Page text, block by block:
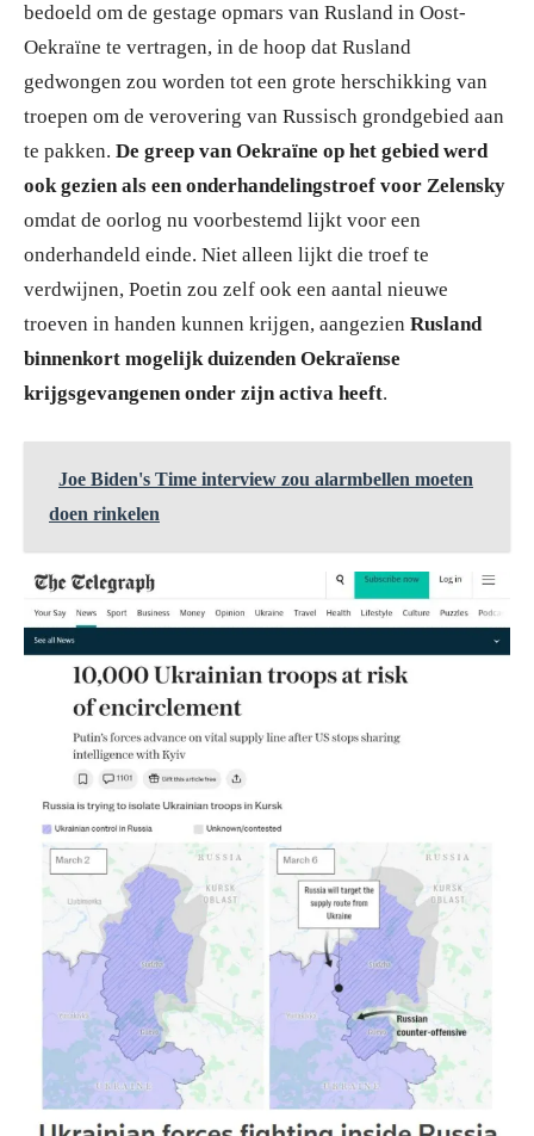
bedoeld om de gestage opmars van Rusland in Oost-
Oekraïne te vertragen, in de hoop dat Rusland
gedwongen zou worden tot een grote herschikking van
troepen om de verovering van Russisch grondgebied aan
te pakken. De greep van Oekraïne op het gebied werd
ook gezien als een onderhandelingstroef voor Zelensky
omdat de oorlog nu voorbestemd lijkt voor een
onderhandeld einde. Niet alleen lijkt die troef te
verdwijnen, Poetin zou zelf ook een aantal nieuwe
troeven in handen kunnen krijgen, aangezien Rusland
binnenkort mogelijk duizenden Oekraïense
krijgsgevangenen onder zijn activa heeft.
Joe Biden's Time interview zou alarmbellen moeten
doen rinkelen